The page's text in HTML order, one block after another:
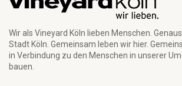
Wir als Vineyard Köln lieben Menschen.
Stadt Köln. Gemeinsam leben wir hier.
in Verbindung zu den Menschen in unserer
bauen.